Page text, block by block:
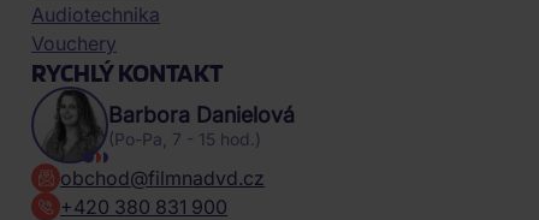
Audiotechnika
Vouchery
RYCHLÝ KONTAKT
Barbora Danielová
(Po-Pa, 7 - 15 hod.)
obchod@filmnadvd.cz
+420 380 831 900